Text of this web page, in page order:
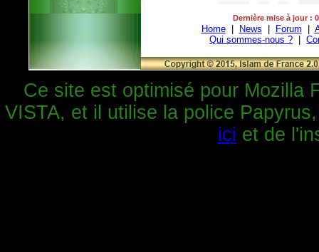
Dernière mise à jour :
Home| News Forum
Qui sommes-nous ?
Ce site est optimisé pour Mozilla
VISTA, et il utilise la police
ici et de